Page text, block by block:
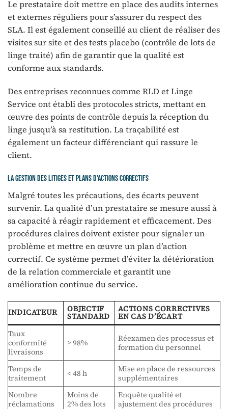
Le prestataire doit mettre en place des audits internes
et externes réguliers pour s’assurer du respect des
SLA. Il est également conseillé au client de réaliser des
visites sur site et des tests placebo (contrôle de lots de
linge traité) afin de garantir que la qualité est
conforme aux standards.
Des entreprises reconnues comme RLD et Linge
Service ont établi des protocoles stricts, mettant en
œuvre des points de contrôle depuis la réception du
linge jusqu’à sa restitution. La traçabilité est
également un facteur différenciant qui rassure le
client.
La gestion des litiges et plans d’actions correctifs
Malgré toutes les précautions, des écarts peuvent
survenir. La qualité d’un prestataire se mesure aussi à
sa capacité à réagir rapidement et efficacement. Des
procédures claires doivent exister pour signaler un
problème et mettre en œuvre un plan d’action
correctif. Ce système permet d’éviter la détérioration
de la relation commerciale et garantit une
amélioration continue du service.
INDICATEUR OBJECTIF
STANDARD
ACTIONS CORRECTIVES
EN CAS D’ÉCART
Taux
conformité
livraisons
> 98%
Réexamen des processus et
formation du personnel
Temps de
traitement
< 48 h
Mise en place de ressources
supplémentaires
Nombre
réclamations
Moins de
2% des lots
Enquête qualité et
ajustement des procédures